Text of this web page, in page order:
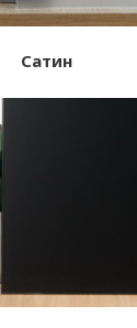
Сатин